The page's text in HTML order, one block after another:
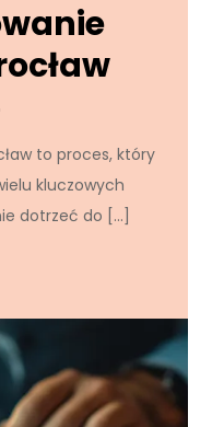
to proces, który
kluczowych
dotrzeć do […]